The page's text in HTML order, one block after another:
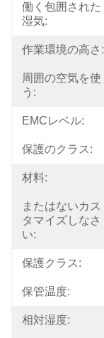
働く包囲された
湿気:
作業環境の高さ:
周囲の空気を使
う:
EMCレベル:
保護のクラス:
材料:
またはないカス
タマイズしなさ
い:
保護クラス:
保管温度:
相対湿度: